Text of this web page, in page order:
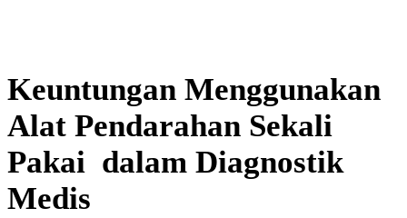
Keuntungan Menggunakan
Alat Pendarahan Sekali
Pakai dalam Diagnostik
Medis